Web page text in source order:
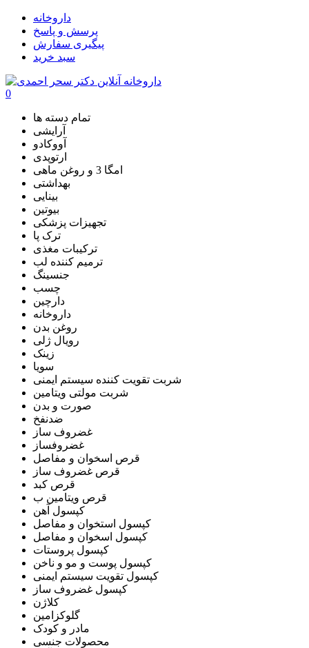
داروخانه
پرسش و پاسخ
پیگیری سفارش
سبد خرید
0
تمام دسته ها
آرایشی
آووکادو
ارتوپدی
امگا 3 و روغن ماهی
بهداشتی
بینایی
بیوتین
تجهیزات پزشکی
ترک پا
ترکیبات مغذی
ترمیم کننده لب
جنسینگ
چسب
دارچین
داروخانه
روغن بدن
رویال ژلی
زینک
سویا
شربت تقویت کننده سیستم ایمنی
شربت مولتی ویتامین
صورت و بدن
ضدنفخ
غضروف ساز
غضروفساز
قرص اسخوان و مفاصل
قرص غضروف ساز
قرص کبد
قرص ویتامین ب
کپسول آهن
کپسول استخوان و مفاصل
کپسول اسخوان و مفاصل
کپسول پروستات
کپسول پوست و مو و ناخن
کپسول تقویت سیستم ایمنی
کپسول غضروف ساز
کلاژن
گلوکزامین
مادر و کودک
محصولات جنسی